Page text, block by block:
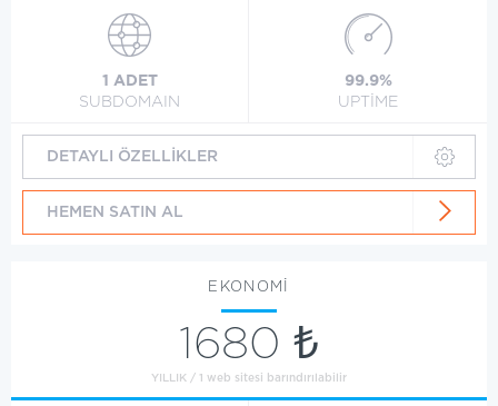
1 ADET
SUBDOMAIN
99.9%
UPTİME
DETAYLI ÖZELLİKLER
HEMEN SATIN AL
EKONOMİ
1680 ₺
YILLIK / 1 web sitesi barındırılabilir